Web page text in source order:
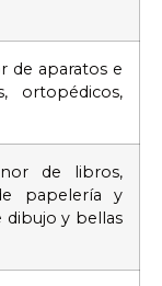
de aparatos e
ortopédicos,
de libros,
papelería y
dibujo y bellas